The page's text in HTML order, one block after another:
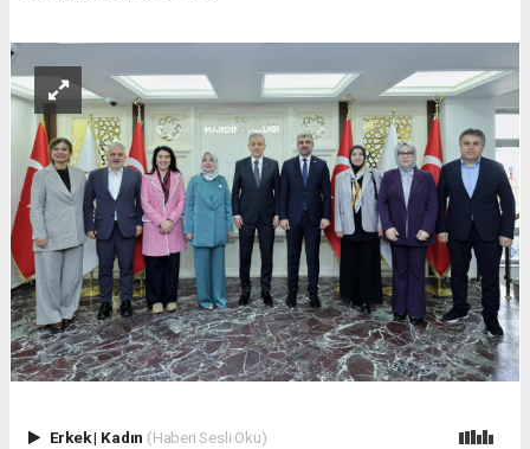
Erkek| Kadın (Haberi Sesli Oku)